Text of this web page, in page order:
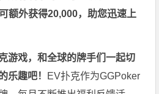
额外获得20,000，助您迅速上
游戏，和全球的牌手们一起切
乐趣吧！ EV扑克作为GGPoker